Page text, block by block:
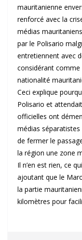
mauritanienne
renforcé avec la
médias
par le Polisario
entretiennent avec
considérant comme
nationalité
Ceci explique
Polisario et
officielles ont
médias
de fermer le
la région une zone
Il n’en est rien, ce
ajoutant que le
la partie
kilomètres pour